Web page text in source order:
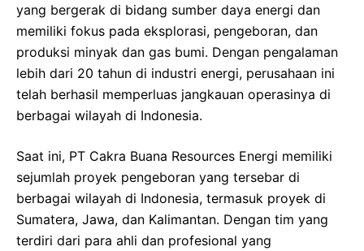
yang bergerak di bidang sumber daya energi dan
memiliki fokus pada eksplorasi, pengeboran, dan
produksi minyak dan gas bumi. Dengan pengalaman
lebih dari 20 tahun di industri energi, perusahaan ini
telah berhasil memperluas jangkauan operasinya di
berbagai wilayah di Indonesia.
Saat ini, PT Cakra Buana Resources Energi memiliki
sejumlah proyek pengeboran yang tersebar di
berbagai wilayah di Indonesia, termasuk proyek di
Sumatera, Jawa, dan Kalimantan. Dengan tim yang
terdiri dari para ahli dan profesional yang